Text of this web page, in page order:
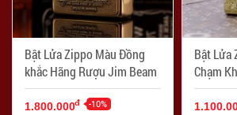
Bật Lửa Zippo Màu Đồng
khắc Hãng Rượu Jim Beam
1.800.000đ -10%
Bật Lửa
Chạm
Hoàng